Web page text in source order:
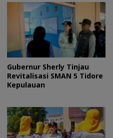
Gubernur Sherly Tinjau
Revitalisasi SMAN 5 Tidore
Kepulauan